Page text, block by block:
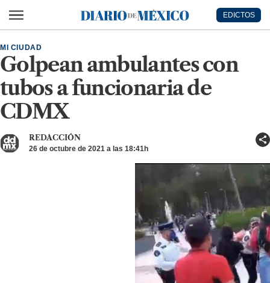
Diario de México
EDICTOS
Golpean ambulantes con
tubos a funcionaria de
CDMX
MI CIUDAD
REDACCIÓN
26 de octubre de 2021 a las 18:41h